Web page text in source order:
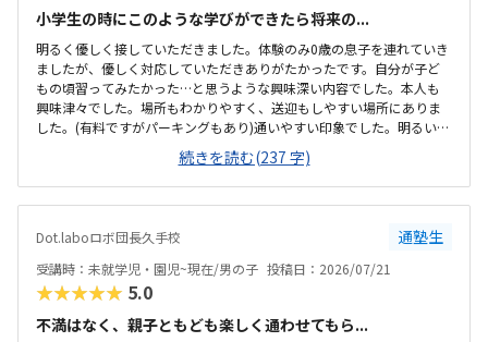
小学生の時にこのような学びができたら将来の...
明るく優しく接していただきました。体験のみ0歳の息子を連れていき
ましたが、優しく対応していただきありがたかったです。自分が子ど
もの頃習ってみたかった…と思うような興味深い内容でした。本人も
興味津々でした。場所もわかりやすく、送迎もしやすい場所にありま
した。(有料ですがパーキングもあり)通いやすい印象でした。明るい雰
囲気の教室でした。活動するために、サイズも設備も子どもにちょう
どよい印象です。授業内容に見合う、料金設定だと思います。課題も充
実していて面白そうな内容でした。
続きを読む(237 字)
Dot.laboロボ団長久手校 通塾生
受講時：未就学児・園児~現在/男の子 投稿日：2026/07/21
★★★★★ 5.0
不満はなく、親子ともども楽しく通わせてもら...